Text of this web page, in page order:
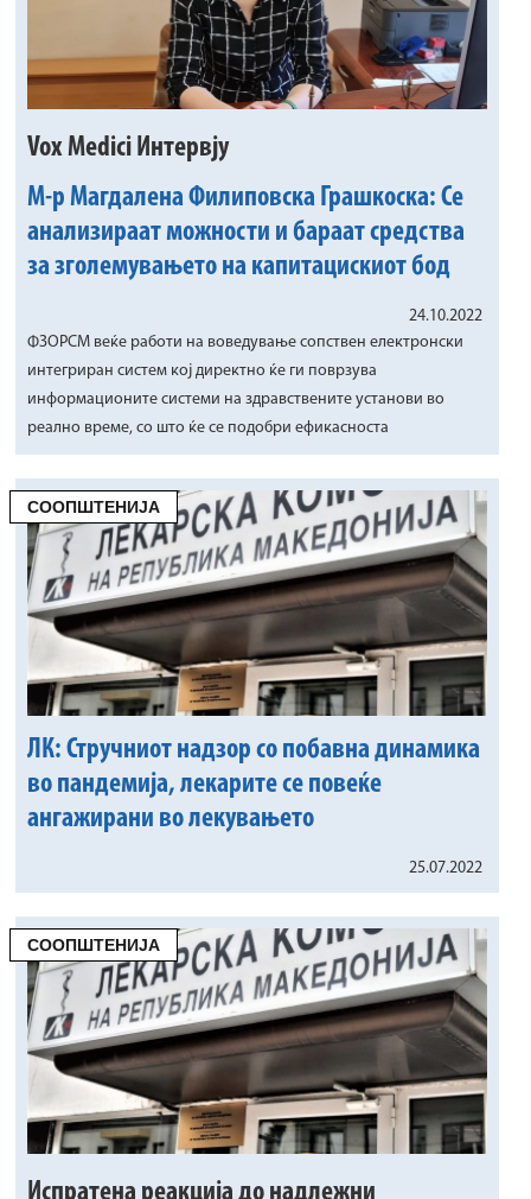
Vox Medici Интервју
М-р Магдалена Филиповска Грашкоска: Се
анализираат можности и бараат средства
за зголемувањето на капитацискиот бод
24.10.2022
ФЗОРСМ веќе работи на воведување сопствен електронски
интегриран систем кој директно ќе ги поврзува
информационите системи на здравствените установи во
реално време, со што ќе се подобри ефикасноста
СООПШТЕНИЈА
ЛК: Стручниот надзор со побавна динамика
во пандемија, лекарите се повеќе
ангажирани во лекувањето
25.07.2022
СООПШТЕНИЈА
Испратена реакција до надлежни